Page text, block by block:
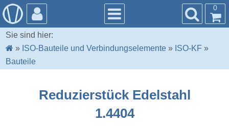
0
Sie sind hier:
» ISO-Bauteile und Verbindungselemente » ISO-KF »
Bauteile
Reduzierstück Edelstahl
1.4404